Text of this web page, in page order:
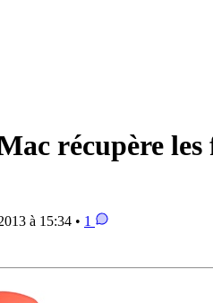
récupère
à 15:34 • 1